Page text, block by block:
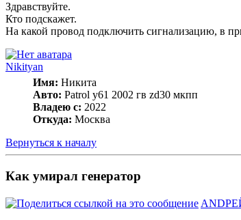
Здравствуйте.
Кто подскажет.
На какой провод подключить сигнализацию, в
Nikityan
Имя: Никита
Авто: Patrol y61 2002 гв zd30 мкпп
Владею с: 2022
Откуда: Москва
Вернуться к началу
Как умирал генератор